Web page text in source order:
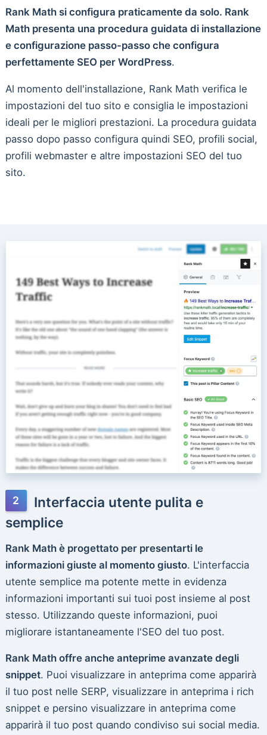
Rank Math si configura praticamente da solo. Rank
Math presenta una procedura guidata di installazione
e configurazione passo-passo che configura
perfettamente SEO per WordPress.
Al momento dell'installazione, Rank Math verifica le
impostazioni del tuo sito e consiglia le impostazioni
ideali per le migliori prestazioni. La procedura guidata
passo dopo passo configura quindi SEO, profili social,
profili webmaster e altre impostazioni SEO del tuo
sito.
Interfaccia utente pulita e
semplice
Rank Math è progettato per presentarti le
informazioni giuste al momento giusto. L'interfaccia
utente semplice ma potente mette in evidenza
informazioni importanti sui tuoi post insieme al post
stesso. Utilizzando queste informazioni, puoi
migliorare istantaneamente l'SEO del tuo post.
Rank Math offre anche anteprime avanzate degli
snippet. Puoi visualizzare in anteprima come apparirà
il tuo post nelle SERP, visualizzare in anteprima i rich
snippet e persino visualizzare in anteprima come
apparirà il tuo post quando condiviso sui social media.